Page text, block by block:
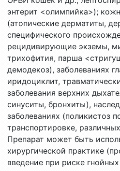
энтерит <олимпийка>);
(атопические дерматиты,
специфического
рецидивирующие экземы,
трихофития, парша
демодекоз), заболеваниях
иридоциклит,
заболевания верхних
синуситы, бронхиты),
заболеваниях (поликистоз
транспортировке,
Препарат может быть
хирургической практике
введение при риске